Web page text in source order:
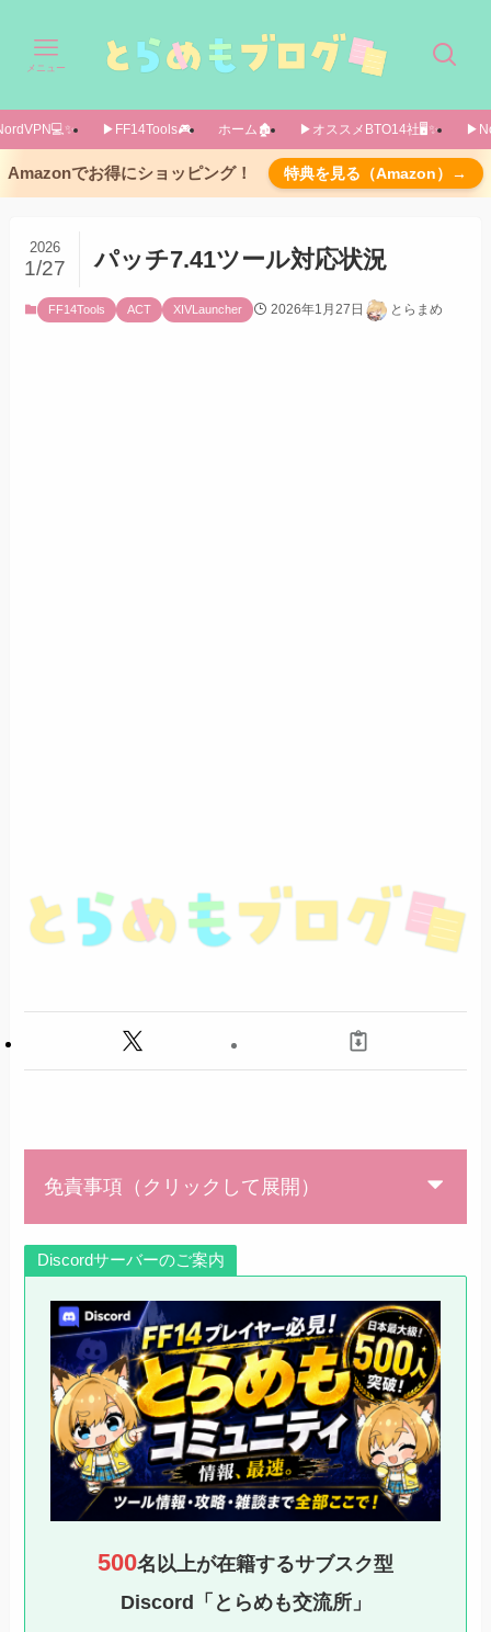
メニュー
▶FF14Tools🎮️ ホーム🏚️ ▶オススメBTO14社🖥️✨️
Amazonでお得にショッピング！ 特典を見る（Amazon）→
パッチ7.41ツール対応状況
2026
1/27
FF14Tools ACT XIVLauncher 2026年1月27日 とらまめ
免責事項（クリックして展開）
Discordサーバーのご案内
500名以上が在籍するサブスク型
Discord「とらめも交流所」
XIVLauncher